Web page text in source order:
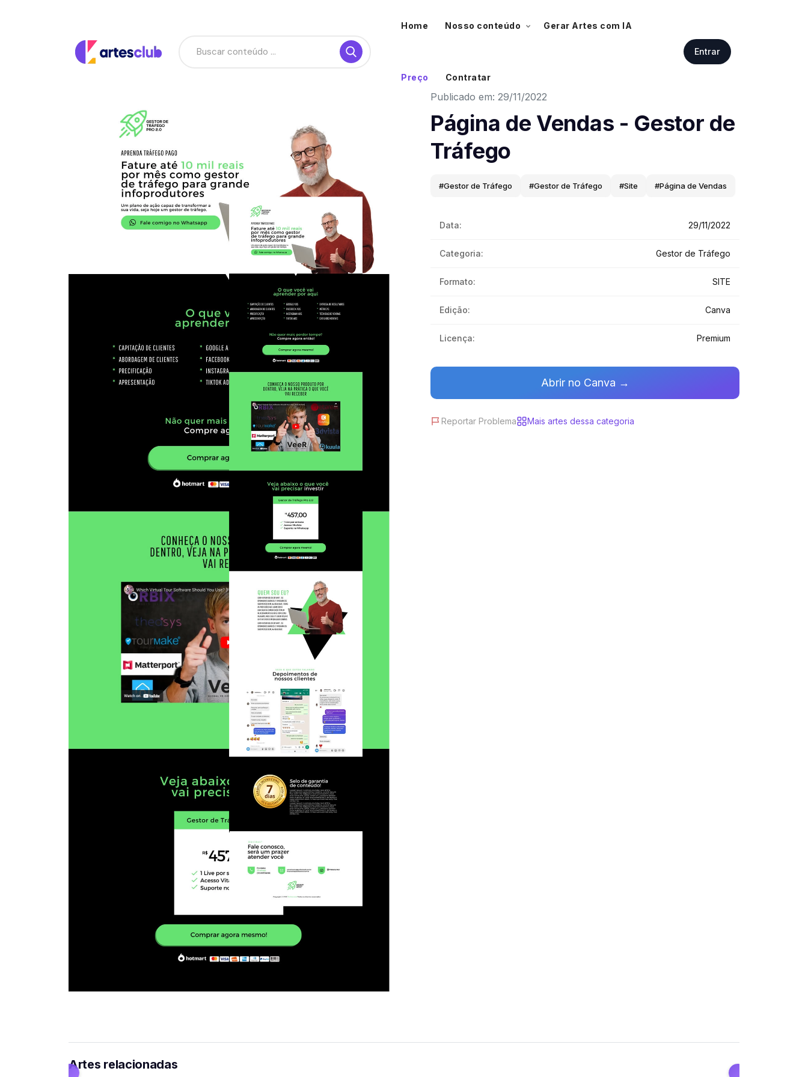
Home Nosso conteúdo Gerar Artes com IA
Preço Contratar
Entrar
Publicado em: 29/11/2022
Página de Vendas - Gestor de
Tráfego
#Gestor de Tráfego #Gestor de Tráfego #Site #Página de Vendas
Data: 29/11/2022
Categoria: Gestor de Tráfego
Formato: SITE
Edição: Canva
Licença: Premium
Abrir no Canva →
Reportar Problema Mais artes dessa categoria
Artes relacionadas